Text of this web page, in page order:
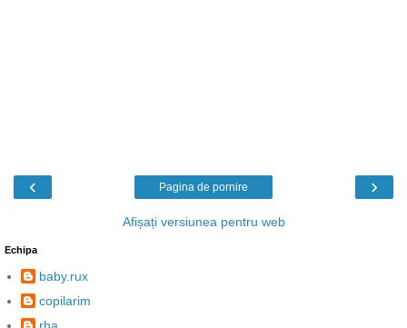
‹ ›
Pagina de pornire
Afișați versiunea pentru web
Echipa
baby.rux
copilarim